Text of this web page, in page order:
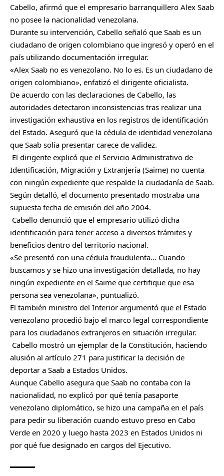
Cabello, afirmó que el empresario barranquillero Alex Saab
no posee la nacionalidad venezolana.
Durante su intervención, Cabello señaló que Saab es un
ciudadano de origen colombiano que ingresó y operó en el
país utilizando documentación irregular.
«Alex Saab no es venezolano. No lo es. Es un ciudadano de
origen colombiano», enfatizó el dirigente oficialista.
De acuerdo con las declaraciones de Cabello, las
autoridades detectaron inconsistencias tras realizar una
investigación exhaustiva en los registros de identificación
del Estado. Aseguró que la cédula de identidad venezolana
que Saab solía presentar carece de validez.
El dirigente explicó que el Servicio Administrativo de
Identificación, Migración y Extranjería (Saime) no cuenta
con ningún expediente que respalde la ciudadanía de Saab.
Según detalló, el documento presentado mostraba una
supuesta fecha de emisión del año 2004.
Cabello denunció que el empresario utilizó dicha
identificación para tener acceso a diversos trámites y
beneficios dentro del territorio nacional.
«Se presentó con una cédula fraudulenta… Cuando
buscamos y se hizo una investigación detallada, no hay
ningún expediente en el Saime que certifique que esa
persona sea venezolana», puntualizó.
El también ministro del Interior argumentó que el Estado
venezolano procedió bajo el marco legal correspondiente
para los ciudadanos extranjeros en situación irregular.
Cabello mostró un ejemplar de la Constitución, haciendo
alusión al artículo 271 para justificar la decisión de
deportar a Saab a Estados Unidos.
Aunque Cabello asegura que Saab no contaba con la
nacionalidad, no explicó por qué tenía pasaporte
venezolano diplomático, se hizo una campaña en el país
para pedir su liberación cuando estuvo preso en Cabo
Verde en 2020 y luego hasta 2023 en Estados Unidos ni
por qué fue designado en cargos del Ejecutivo.